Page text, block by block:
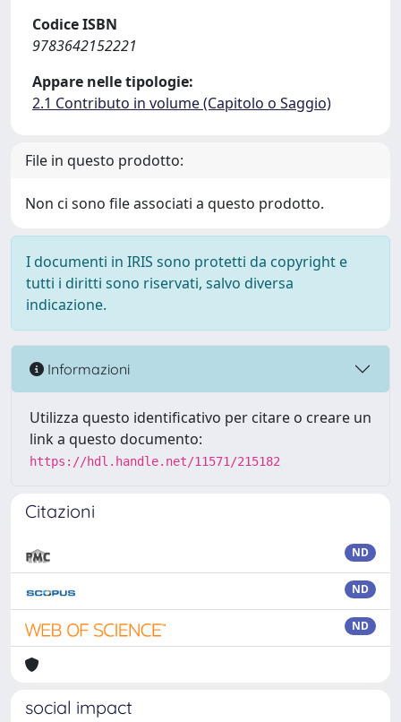
Codice ISBN
9783642152221
Appare nelle tipologie:
2.1 Contributo in volume (Capitolo o Saggio)
File in questo prodotto:
Non ci sono file associati a questo prodotto.
I documenti in IRIS sono protetti da copyright e
tutti i diritti sono riservati, salvo diversa
indicazione.
Informazioni
Utilizza questo identificativo per citare o creare un
link a questo documento:
https://hdl.handle.net/11571/215182
Citazioni
ND
ND
ND
social impact